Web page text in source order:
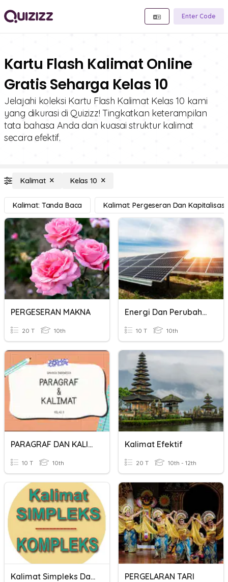
Enter Code
Kartu Flash Kalimat Online
Gratis Seharga Kelas 10
Jelajahi koleksi Kartu Flash Kalimat Kelas 10 kami
yang dikurasi di Quizizz! Tingkatkan keterampilan
tata bahasa Anda dan kuasai struktur kalimat
secara efektif.
Kalimat Kelas 10
Kalimat: Tanda Baca Kalimat: Pergeseran Dan Kapitalisasi
PERGESERAN MAKNA
20 T 10th
Energi Dan Perubahannya
10 T 10th
PARAGRAF DAN KALIMAT
10 T 10th
Kalimat Efektif
20 T 10th - 12th
Kalimat Simpleks Dan Kompleks PERGELARAN TARI